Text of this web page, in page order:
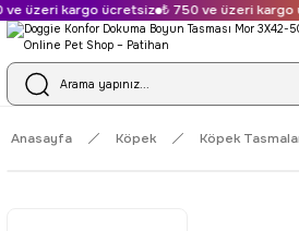
üzeri kargo ücretsiz ₺ 750 ve üzeri kargo
Anasayfa Köpek Köpek